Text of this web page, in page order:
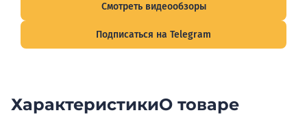
Смотреть видеообзоры
Подписаться на Telegram
ХарактеристикиО товаре